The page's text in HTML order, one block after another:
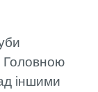
Головною
іншими